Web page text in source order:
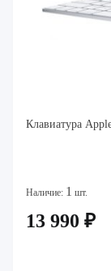
Клавиатура
Наличие: 1 шт.
13 990 ₽